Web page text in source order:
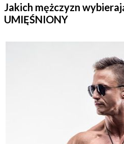
Jakich mężczyzn
UMIĘŚNIONY